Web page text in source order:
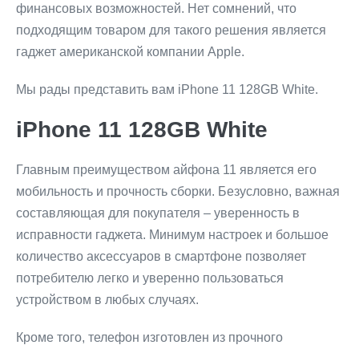
финансовых возможностей. Нет сомнений, что
подходящим товаром для такого решения является
гаджет американской компании Apple.
Мы рады представить вам iPhone 11 128GB White.
iPhone 11 128GB White
Главным преимуществом айфона 11 является его
мобильность и прочность сборки. Безусловно, важная
составляющая для покупателя – уверенность в
исправности гаджета. Минимум настроек и большое
количество аксессуаров в смартфоне позволяет
потребителю легко и уверенно пользоваться
устройством в любых случаях.
Кроме того, телефон изготовлен из прочного